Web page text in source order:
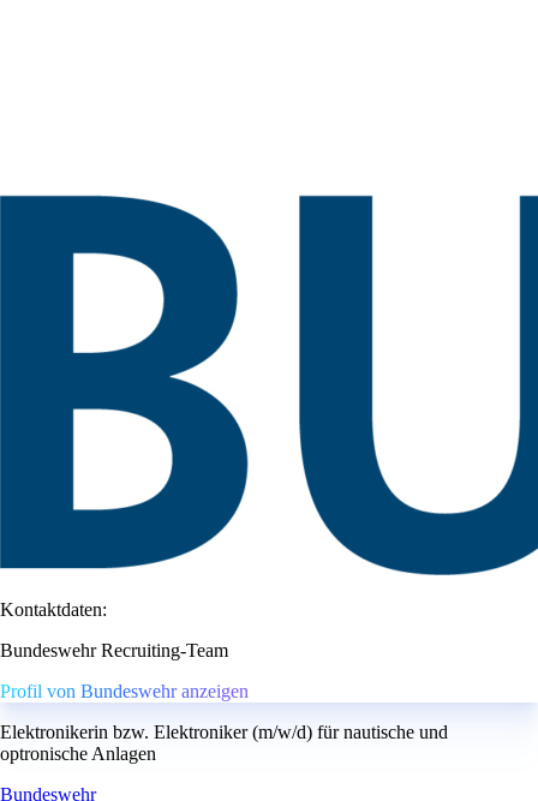
Kontaktdaten:
Bundeswehr Recruiting-Team
Profil von Bundeswehr anzeigen
Elektronikerin bzw. Elektroniker (m/w/d) für nautische und
optronische Anlagen
Bundeswehr